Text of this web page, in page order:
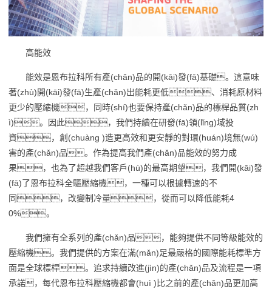
高能效
能效是恩布拉科所有產(chǎn)品的開(kāi)發(fā)基礎。這意味
著(zhù)開(kāi)發(fā)生產(chǎn)出能耗更低、消耗原材料
更少的壓縮機，同時(shí)也要保持產(chǎn)品的標桿品質(zh
ì)。因此，我們持續在研發(fā)領(lǐng)域投
資，創(chuàng )造更高效和更安靜的對環(huán)境無(wú)
害的產(chǎn)品。作為提高我們產(chǎn)品能效的努力成
果，也為了超越我們客戶(hù)的最高期望，我們開(kāi)發
(fā)了恩布拉科全驅壓縮機，一種可以根據轉速的不
同，改變制冷量，從而可以降低能耗4
0%。
我們擁有全系列的產(chǎn)品，能夠提供不同等級能效的
壓縮機。我們提供的方案在滿(mǎn)足最嚴格的國際能耗標準方
面是全球標桿。追求持續改進(jìn)的產(chǎn)品及流程是一項
承諾，每代恩布拉科壓縮機都會(huì )比之前的產(chǎn)品更加高